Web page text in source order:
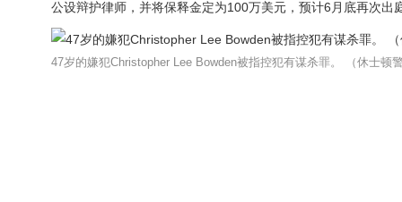
公设辩护律师，并将保释金定为100万美元，预计6月底再次出庭
47岁的嫌犯Christopher Lee Bowden被指控犯有谋杀罪。 （休士顿警